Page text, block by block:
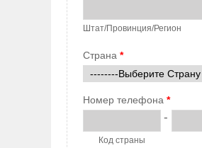
Штат/Провинция/Регион
Страна*
Номер телефона*
Код страны
-